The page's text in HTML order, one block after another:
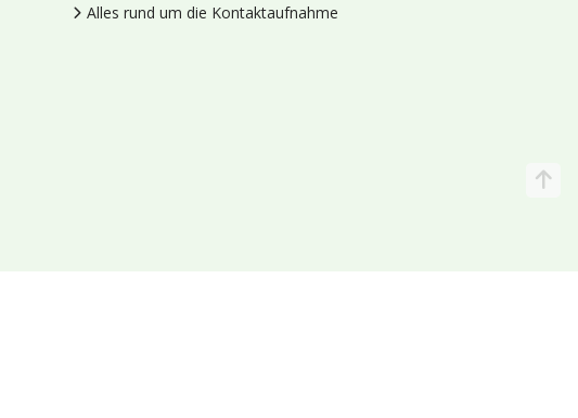
Alles rund um die Kontaktaufnahme